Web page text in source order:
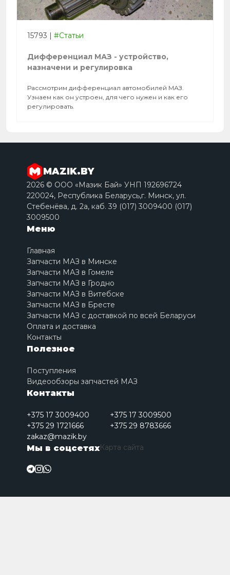
15793 | #Статьи
Дифференциал МАЗ - устройство,
назначени и регулировка
Рассмотрим дифференциал автомобилей МАЗ.
Узнаем как он устроен, для чего нужен и как его
регулировать.
MAZIK.BY
2026 © ООО «Мазик Бай» УНП 192696724
220024, Республика Беларусь,г. Минск, ул.
Стебенёва, д. 2a, каб. 39 (017) 3009400 (017)
3009500
Меню
Главная
Запчасти МАЗ в Минске
Запчасти МАЗ в Гомеле
Запчасти МАЗ в Гродно
Запчасти МАЗ в Витебске
Запчасти МАЗ в Бресте
Запчасти МАЗ с доставкой по всей Беларуси
Оплата и доставка
Контакты
Полезное
Поступления
Видеообзоры запчастей МАЗ
Контакты
+375 17 3009400
+375 17 3009500
+375 29 1721666
+375 29 8783666
zakaz@mazik.by
Мы в соцсетяхКарта сайта